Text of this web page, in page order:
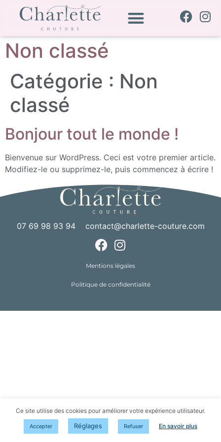
Non classé
Catégorie : Non
classé
Bonjour tout le monde !
Bienvenue sur WordPress. Ceci est votre premier article.
Modifiez-le ou supprimez-le, puis commencez à écrire !
07 69 98 93 94 contact@charlette-couture.com
Mentions légales
Politique de confidentialité
Ce site utilise des cookies pour améliorer votre expérience utilisateur.
Accepter Réglages Refuser En savoir plus